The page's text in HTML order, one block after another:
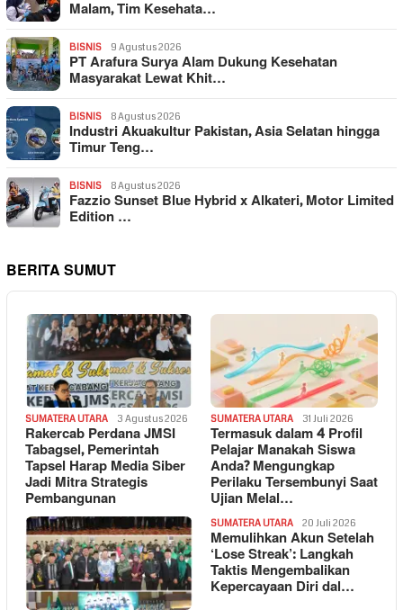
Malam, Tim Kesehata…
BISNIS 9 Agustus 2026
PT Arafura Surya Alam Dukung Kesehatan
Masyarakat Lewat Khit…
BISNIS 8 Agustus 2026
Industri Akuakultur Pakistan, Asia Selatan hingga
Timur Teng…
BISNIS 8 Agustus 2026
Fazzio Sunset Blue Hybrid x Alkateri, Motor Limited
Edition …
BERITA SUMUT
SUMATERA UTARA 3 Agustus 2026
Rakercab Perdana JMSI
Tabagsel, Pemerintah
Tapsel Harap Media Siber
Jadi Mitra Strategis
Pembangunan
SUMATERA UTARA 31 Juli 2026
Termasuk dalam 4 Profil
Pelajar Manakah Siswa
Anda? Mengungkap
Perilaku Tersembunyi Saat
Ujian Melal…
SUMATERA UTARA 20 Juli 2026
Memulihkan Akun Setelah
‘Lose Streak’: Langkah
Taktis Mengembalikan
Kepercayaan Diri dal…